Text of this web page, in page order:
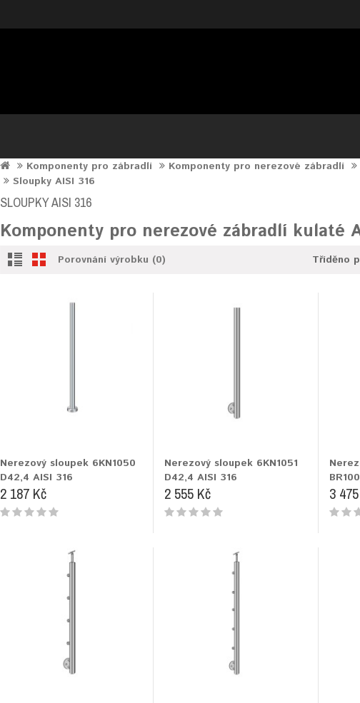
Komponenty pro zábradlí Komponenty pro nerezové zábradlí
Sloupky AISI 316
SLOUPKY AISI 316
Komponenty pro nerezové zábradlí kulaté
Porovnání výrobku (0) Tříděno
Nerezový sloupek 6KN1050
D42,4 AISI 316
2 187 Kč
Nerezový sloupek 6KN1051
D42,4 AISI 316
2 555 Kč 3